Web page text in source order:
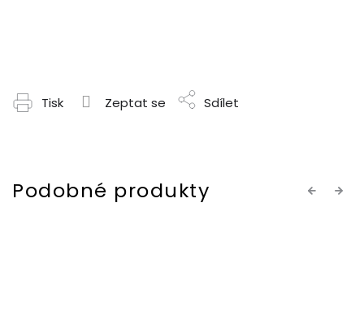
Tisk Zeptat se Sdílet
Previous
Next